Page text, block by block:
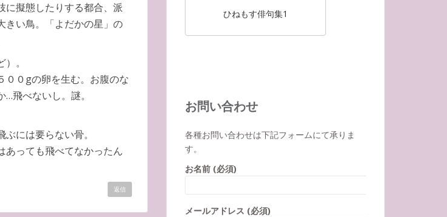
に擬態したりする都合、派
きい鳥。「よだかの星」の
。
００gの卵を生む。お腹のな
飛べないし。謎。
には要らない骨。
あっても飛べてなかったん
返信
ひねもす俳句集1
お問い合わせ
各種お問い合わせは下記フォームにて承りま
す。
お名前 (必須)
メールアドレス (必須)